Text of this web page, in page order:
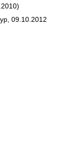
09.10.2012